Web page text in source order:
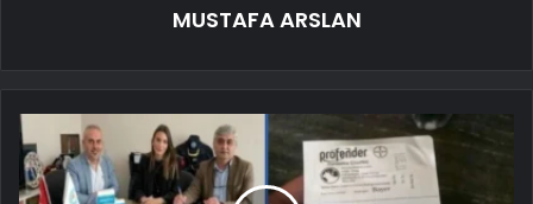
MUSTAFA ARSLAN